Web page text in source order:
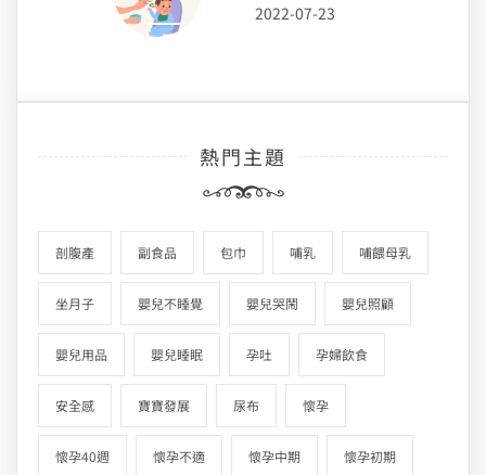
2022-07-23
熱門主題
剖腹產 副食品 包巾 哺乳 哺餵母乳
坐月子 嬰兒不睡覺 嬰兒哭鬧 嬰兒照顧
嬰兒用品 嬰兒睡眠 孕吐 孕婦飲食
安全感 寶寶發展 尿布 懷孕
懷孕40週 懷孕不適 懷孕中期 懷孕初期